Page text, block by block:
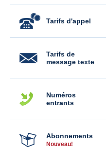
Tarifs d'appel
Tarifs de
message texte
Numéros
entrants
Abonnements
Nouveau!